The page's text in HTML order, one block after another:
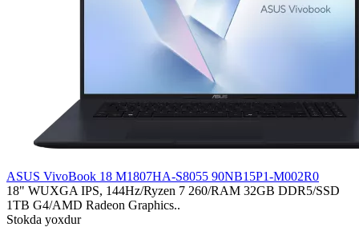
ASUS VivoBook 18 M1807HA-S8055 90NB15P1-M002R0
18" WUXGA IPS, 144Hz/Ryzen 7 260/RAM 32GB DDR5/SSD
1TB G4/AMD Radeon Graphics..
Stokda yoxdur